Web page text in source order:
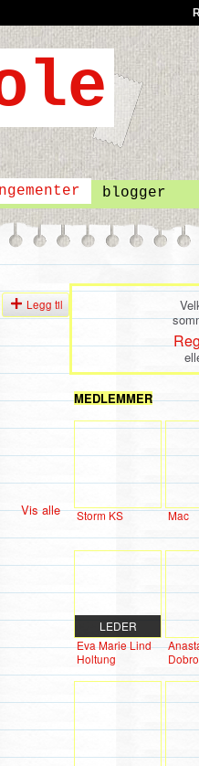
blogger
Legg til
Vis alle
MEDLEMMER
Storm KS Mac
LEDER
Eva Marie Lind
Holtung